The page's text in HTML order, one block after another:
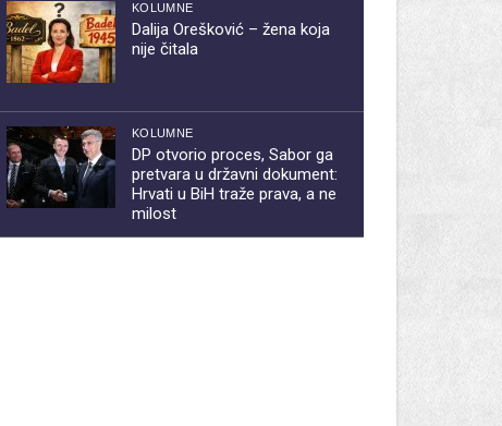
KOLUMNE
Dalija Orešković – žena koja
nije čitala
KOLUMNE
DP otvorio proces, Sabor ga
pretvara u državni dokument:
Hrvati u BiH traže prava, a ne
milost